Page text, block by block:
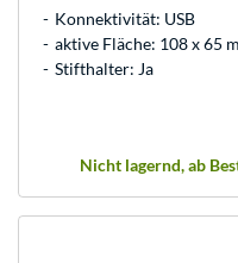
Konnektivität: USB
aktive Fläche: 108 x 65
Stifthalter: Ja
Nicht lagernd, ab